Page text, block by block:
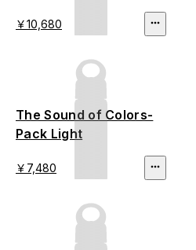
￥10,680
The Sound of Colors-
Pack Light
￥7,480